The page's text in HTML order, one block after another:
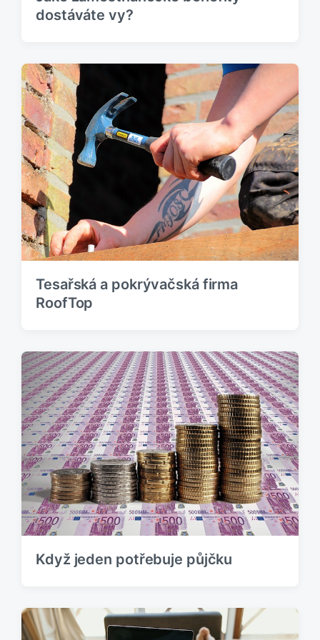
dostáváte vy?
Tesařská a pokrývačská firma
RoofTop
Když jeden potřebuje půjčku